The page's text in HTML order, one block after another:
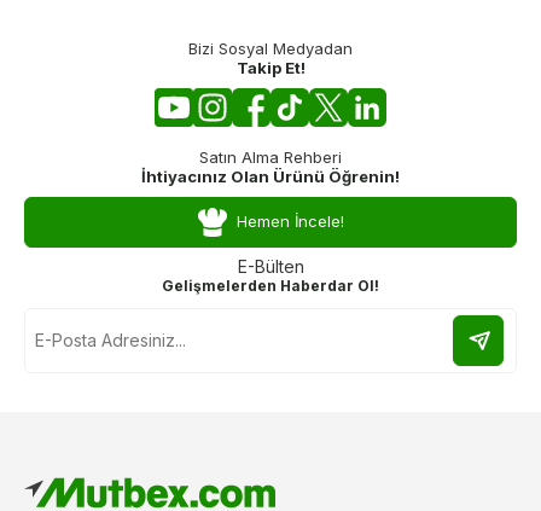
Bizi Sosyal Medyadan
Takip Et!
Satın Alma Rehberi
İhtiyacınız Olan Ürünü Öğrenin!
Hemen İncele!
E-Bülten
Gelişmelerden Haberdar Ol!